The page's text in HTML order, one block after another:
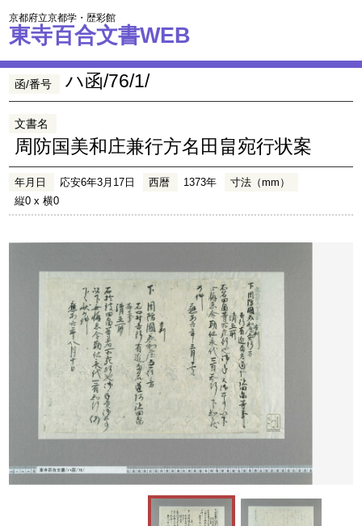
京都府立京都学・歴彩館
東寺百合文書WEB
函/番号 ハ函/76/1/
文書名
周防国美和庄兼行方名田畠宛行状案
年月日 応安6年3月17日 西暦 1373年
寸法（mm）
縦0 x 横0